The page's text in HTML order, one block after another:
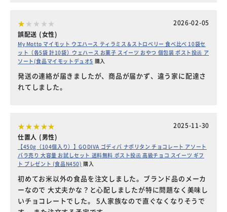
2026-02-05
誤配送 (女性)
My Motto マイモット ウエハース ティラミス＆ストロベリー 食べ比べ 10袋セ
ット（各5袋 計10袋）ウェハース お菓子 スイーツ おやつ 個包装 ポスト投函 ア
ソート(食品マイモットデュオ5 購入
発送の連絡が届きましたが、商品が届かず、違う家に配達さ
れてしました。
2025-11-30
仕置人 (男性)
【450g（104個入り）】GODIVA ゴディバ ナポリタン チョコレート アソート
バラ売り 大容量 お試しセット 送料無料 ポスト投函 高級チョコ スイーツ ギフ
ト プレゼント (食品N450) 購入
初めてお米以外の食品を注文しました。ブランド品のメーカ
ーなので 大丈夫かな？と心配しましたが特に問題なく美味し
いチョコレートでした。 5人家族なので直ぐなくなりそうで